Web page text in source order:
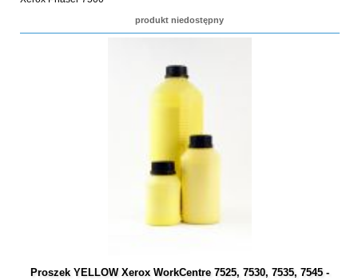
produkt niedostępny
Proszek YELLOW Xerox WorkCentre 7525, 7530, 7535, 7545 -